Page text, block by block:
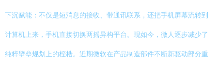
下沉赋能：不仅是短消息的接收、带通讯联系，还把手机屏幕流转到
计算机上来，手机直接切换两摇异构平台。现如今，微人逐步减少了
纯粹壁垒规划上的桎梏。近期微软在产品制造部件不断新驱动部分重